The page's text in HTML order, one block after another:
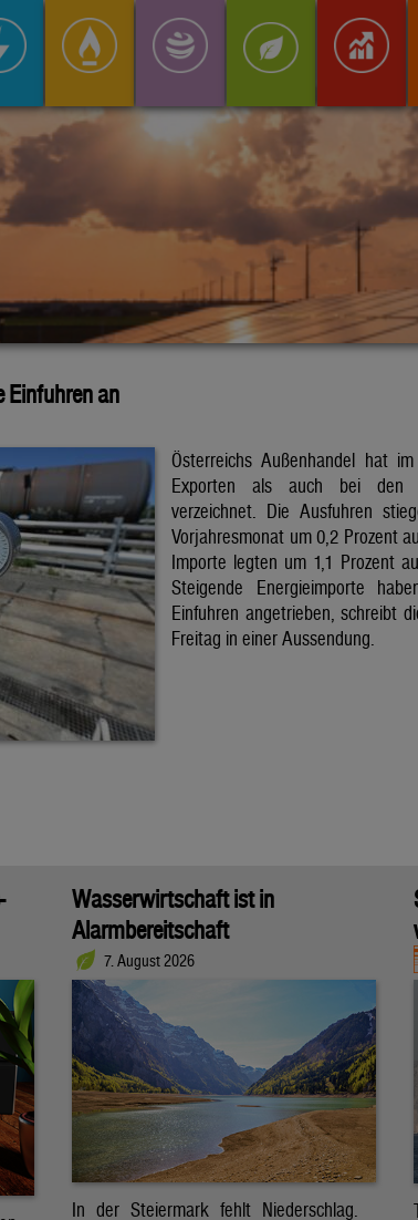
Einfuhren an
Österreichs Außenhandel hat
Exporten als auch bei den
verzeichnet. Die Ausfuhren
Vorjahresmonat um 0,2 Prozent
Importe legten um 1,1 Prozent
Steigende Energieimporte
Einfuhren angetrieben, schreibt
Freitag in einer Aussendung.
Wasserwirtschaft ist in
Alarmbereitschaft
7. August 2026
In der Steiermark fehlt Niederschlag.